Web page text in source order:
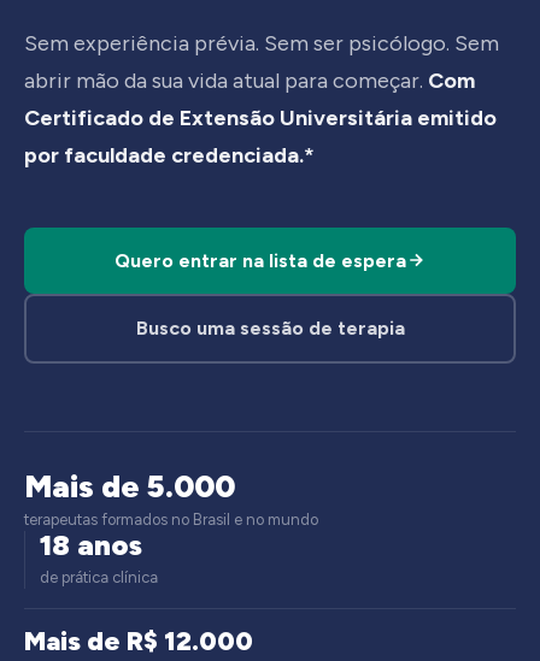
Sem experiência prévia. Sem ser psicólogo. Sem
abrir mão da sua vida atual para começar. Com
Certificado de Extensão Universitária emitido
por faculdade credenciada.*
Quero entrar na lista de espera
Busco uma sessão de terapia
Mais de 5.000
terapeutas formados no Brasil e no mundo
18 anos
de prática clínica
Mais de R$ 12.000